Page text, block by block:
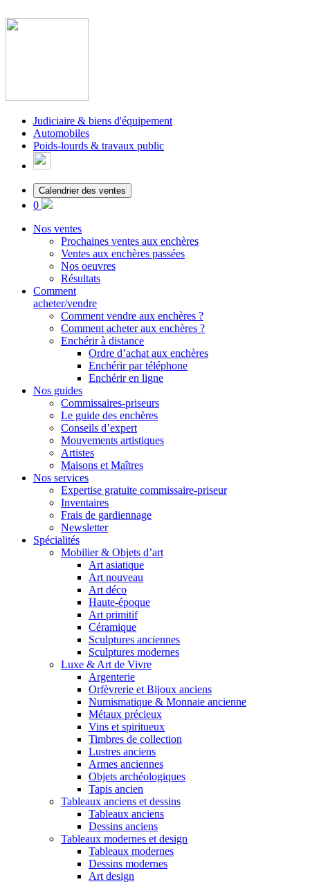
Judiciaire & biens d'équipement
Automobiles
Poids-lourds & travaux public
Calendrier des ventes
0
Nos ventes
Prochaines ventes aux enchères
Ventes aux enchères passées
Nos oeuvres
Résultats
Comment
acheter/vendre
Comment vendre aux enchères ?
Comment acheter aux enchères ?
Enchérir à distance
Ordre d’achat aux enchères
Enchérir par téléphone
Enchérir en ligne
Nos guides
Commissaires-priseurs
Le guide des enchères
Conseils d’expert
Mouvements artistiques
Artistes
Maisons et Maîtres
Nos services
Expertise gratuite commissaire-priseur
Inventaires
Frais de gardiennage
Newsletter
Spécialités
Mobilier & Objets d’art
Art asiatique
Art nouveau
Art déco
Haute-époque
Art primitif
Céramique
Sculptures anciennes
Sculptures modernes
Luxe & Art de Vivre
Argenterie
Orfèvrerie et Bijoux anciens
Numismatique & Monnaie ancienne
Métaux précieux
Vins et spiritueux
Timbres de collection
Lustres anciens
Armes anciennes
Objets archéologiques
Tapis ancien
Tableaux anciens et dessins
Tableaux anciens
Dessins anciens
Tableaux modernes et design
Tableaux modernes
Dessins modernes
Art design